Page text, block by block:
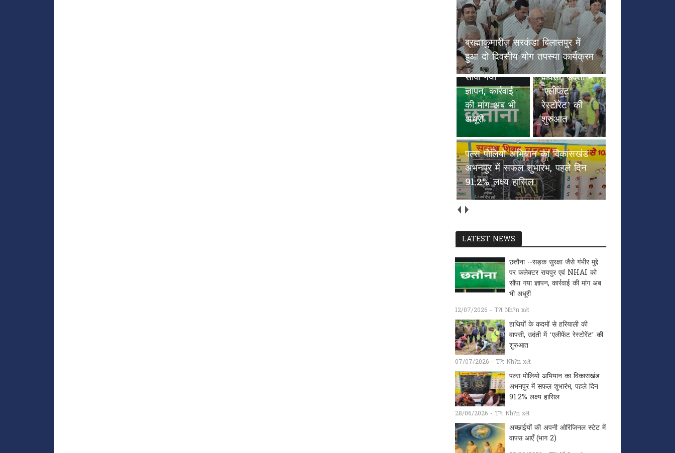
छतौना --सड़क सुरक्षा जैसे गंभीर मुद्दे
पर कलेक्टर रायपुर एवं NHAI को
सौंपा गया ज्ञापन, कार्रवाई की मांग अब
भी अधूरी
हाथियों के
कदमों से
हरियाली की
वापसी, उदंती में
‘एलीफेंट
रेस्टोरेंट’ की
शुरुआत
पल्स पोलियो
अभियान का
विकासखंड
अभनपुर में
सफल शुभारंभ,
पहले दिन
91.2% लक्ष्य
हासिल
अच्छाईयों की अपनी ओरिजिनल स्टेट
में वापस आएँ (भाग 2)
LATEST NEWS
छतौना --सड़क सुरक्षा जैसे गंभीर मुद्दे
पर कलेक्टर रायपुर एवं NHAI को
सौंपा गया ज्ञापन, कार्रवाई की मांग अब
भी अधूरी
12/07/2026 - T?t Nh?n xét
हाथियों के कदमों से हरियाली की
वापसी, उदंती में ‘एलीफेंट रेस्टोरेंट’ की
शुरुआत
07/07/2026 - T?t Nh?n xét
पल्स पोलियो अभियान का विकासखंड
अभनपुर में सफल शुभारंभ, पहले दिन
91.2% लक्ष्य हासिल
28/06/2026 - T?t Nh?n xét
अच्छाईयों की अपनी ओरिजिनल स्टेट में
वापस आएँ (भाग 2)